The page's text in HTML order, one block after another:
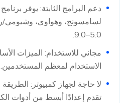
دعم البرامج الثابتة: يوفر
لسامسونج، وهواوي، وشيومي/
5.0–9.0.
مجاني للاستخدام: الميزات
الاستخدام لمعظم المستخدمين.
تقدم إعدادًا أبسط من أدوات